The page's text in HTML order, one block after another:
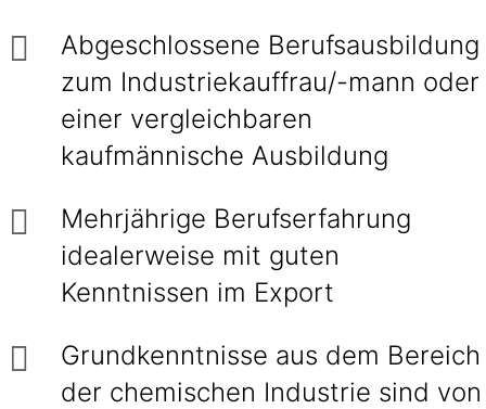
Abgeschlossene Berufsausbildung
zum Industriekauffrau/-mann oder
einer vergleichbaren
kaufmännische Ausbildung
Mehrjährige Berufserfahrung
idealerweise mit guten
Kenntnissen im Export
Grundkenntnisse aus dem Bereich
der chemischen Industrie sind von